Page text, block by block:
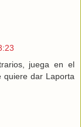
juega en el
quiere dar Laporta